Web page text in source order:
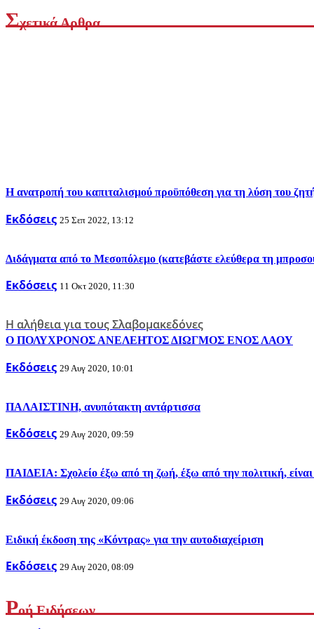
Σχετικά Αρθρα
Η ανατροπή του καπιταλισμού προϋπόθεση για τη λύση του
Εκδόσεις 25 Σεπ 2022, 13:12
Διδάγματα από το Μεσοπόλεμο (κατεβάστε ελεύθερα τη
Εκδόσεις 11 Οκτ 2020, 11:30
Η αλήθεια για τους Σλαβομακεδόνες
Ο ΠΟΛΥΧΡΟΝΟΣ ΑΝΕΛΕΗΤΟΣ ΔΙΩΓΜΟΣ ΕΝΟΣ ΛΑΟΥ
Εκδόσεις 29 Αυγ 2020, 10:01
ΠΑΛΑΙΣΤΙΝΗ, ανυπότακτη αντάρτισσα
Εκδόσεις 29 Αυγ 2020, 09:59
ΠΑΙΔΕΙΑ: Σχολείο έξω από τη ζωή, έξω από την πολιτική,
Εκδόσεις 29 Αυγ 2020, 09:06
Ειδική έκδοση της «Κόντρας» για την αυτοδιαχείριση
Εκδόσεις 29 Αυγ 2020, 08:09
Ροή Ειδήσεων